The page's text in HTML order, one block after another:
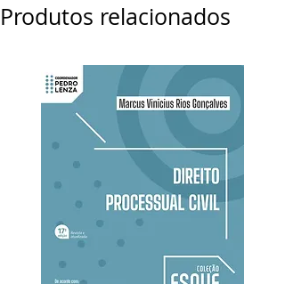
Produtos relacionados